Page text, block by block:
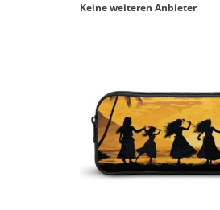
Keine weiteren Anbieter